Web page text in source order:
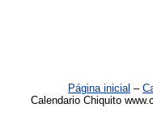
Página inicial –
Calendario Chiquito